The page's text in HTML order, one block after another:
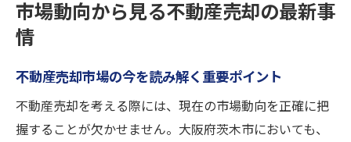
市場動向から見る不動産売却の最新事
情
不動産売却市場の今を読み解く重要ポイント
不動産売却を考える際には、現在の市場動向を正確に把
握することが欠かせません。大阪府茨木市においても、